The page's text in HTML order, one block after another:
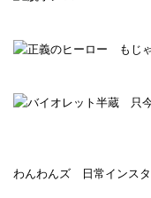
わんわんズ 日常インス